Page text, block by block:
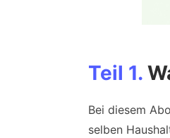
Teil 1.
Bei diesem
selben